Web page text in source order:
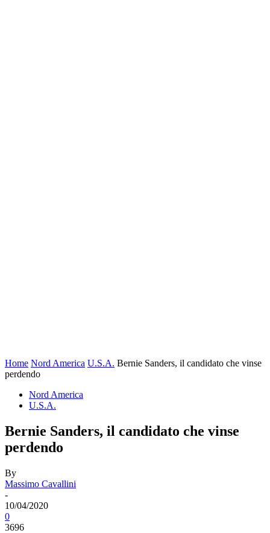
Home Nord America U.S.A. Bernie Sanders, il candidato che vinse
perdendo
Nord America
U.S.A.
Bernie Sanders, il candidato che vinse
perdendo
By
Massimo Cavallini
-
10/04/2020
0
3696